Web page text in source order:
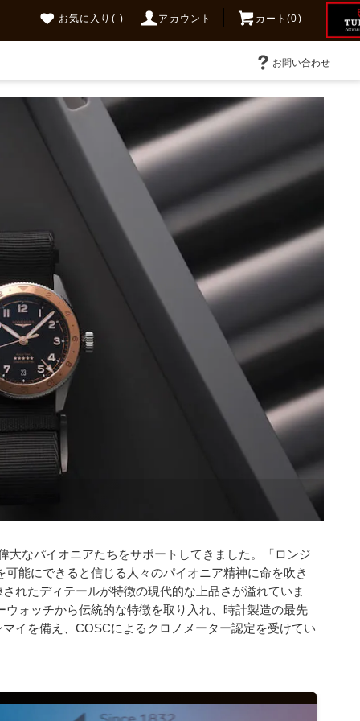
お気に入り (-) アカウント カート(0)
お問い合わせ
なパイオニアたちをサポートしてきました。「ロンジ
能にできると信じる人々のパイオニア精神に命を吹き
れたディテールが特徴の現代的な上品さが溢れていま
ォッチから伝統的な特徴を取り入れ、時計製造の最先
イを備え、COSCによるクロノメーター認定を受けてい